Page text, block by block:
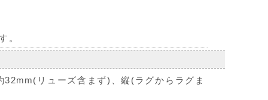
。
リューズ含まず)、縦(ラグからラグま